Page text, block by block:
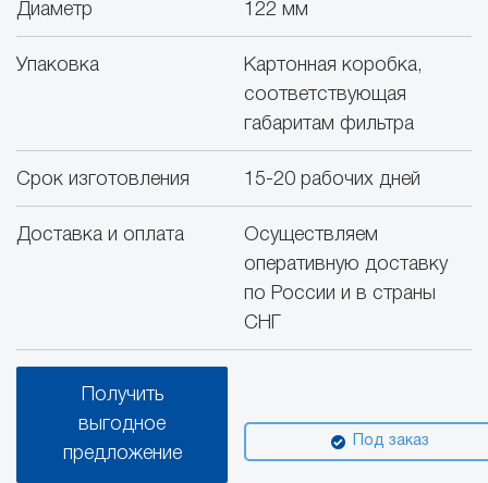
Диаметр 122 мм
Упаковка
Картонная коробка,
соответствующая
габаритам фильтра
Срок изготовления 15-20 рабочих дней
Доставка и оплата
Осуществляем
оперативную доставку
по России и в страны
СНГ
Получить
выгодное
предложение
Под заказ